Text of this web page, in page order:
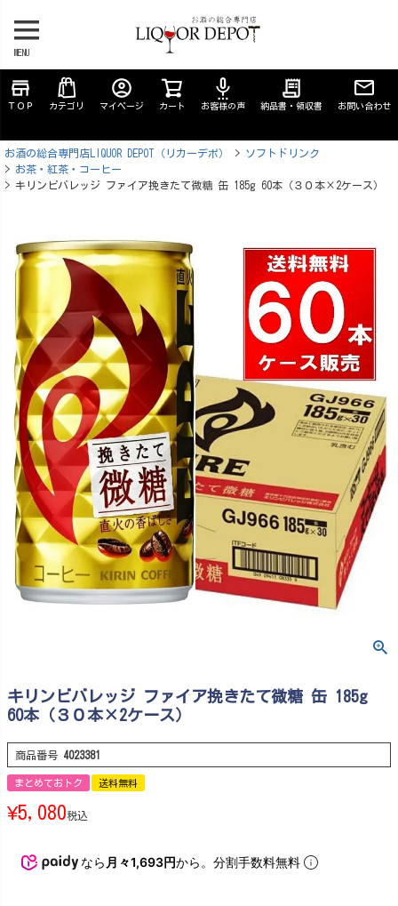
MENU
store
ＴＯＰ カテゴリ
account_circle
マイページ カート
settings_voice
お客様の声
receipt_long
納品書・領収書 お問い合わせ
お酒の総合専門店LIQUOR DEPOT（リカーデポ）
ソフトドリンク
お茶・紅茶・コーヒー
キリンビバレッジ ファイア挽きたて微糖 缶 185g 60本（３０本×2ケース）
キリンビバレッジ ファイア挽きたて微糖 缶 185g
60本（３０本×2ケース）
商品番号 4023381
まとめておトク 送料無料
¥5,080税込
なら 月々1,693円から。分割手数料無料